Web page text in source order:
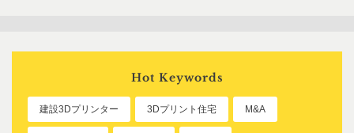
Hot Keywords
建設3Dプリンター 3Dプリント住宅 M&A